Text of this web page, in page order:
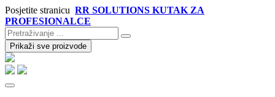
Posjetite stranicu RR SOLUTIONS KUTAK ZA
PROFESIONALCE
Prikaži sve proizvode